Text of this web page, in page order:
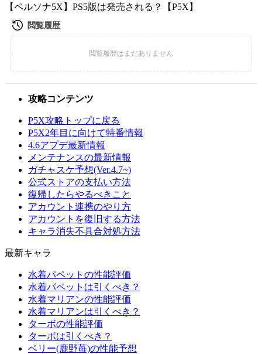
【ペルソナ5X】PS5版は発売される？【P5X】
攻略コンテンツ
P5X攻略トップに戻る
P5X2年目に向けて特番情報
4.6アプデ最新情報
メンテナンスの最新情報
ガチャスケ予想(Ver.4.7~)
公式ストアの支払い方法
復帰したらやるべきこと
アカウント連携のやり方
アカウントを復旧する方法
キャラ消失不具合対処方法
最新キャラ
水着パペットの性能評価
水着パペットは引くべき？
水着マリアンの性能評価
水着マリアンは引くべき？
ターボの性能評価
ターボは引くべき？
ベリー(鹿野苺)の性能予想